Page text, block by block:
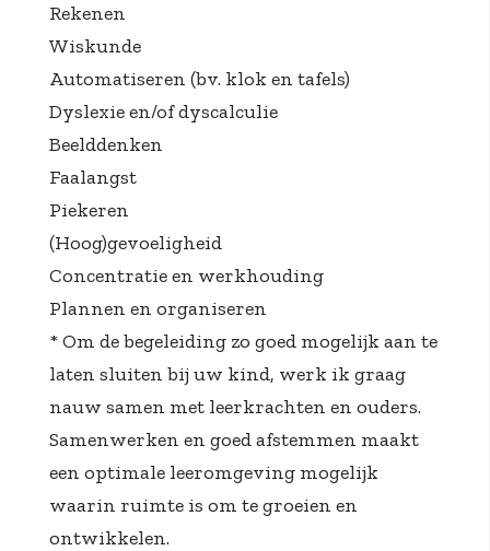
Rekenen
Wiskunde
Automatiseren (bv. klok en tafels)
Dyslexie en/of dyscalculie
Beelddenken
Faalangst
Piekeren
(Hoog)gevoeligheid
Concentratie en werkhouding
Plannen en organiseren
* Om de begeleiding zo goed mogelijk aan te
laten sluiten bij uw kind, werk ik graag
nauw samen met leerkrachten en ouders.
Samenwerken en goed afstemmen maakt
een optimale leeromgeving mogelijk
waarin ruimte is om te groeien en
ontwikkelen.